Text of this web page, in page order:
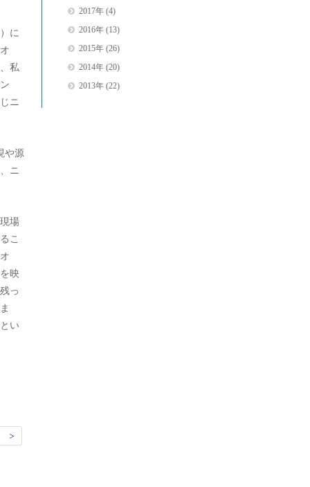
に
私
ニ
や源
ニ
場
こ
映
っ
い
>
2017年(4)
2016年(13)
2015年(26)
2014年(20)
2013年(22)